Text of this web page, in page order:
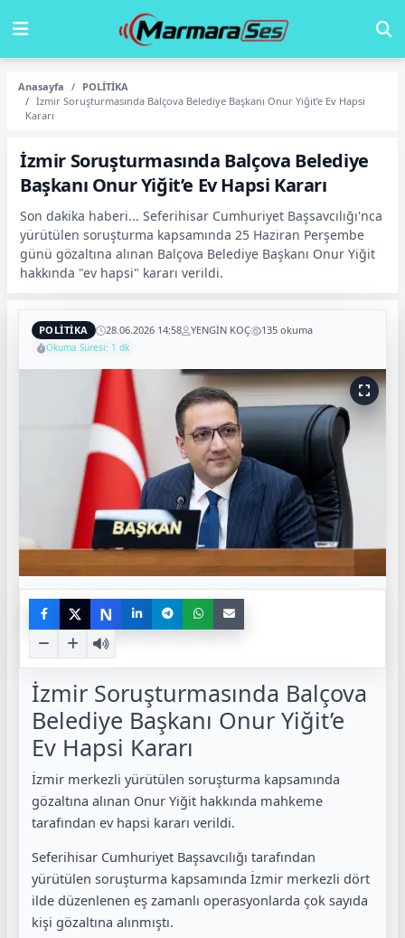
Anasayfa
POLİTİKA
İzmir Soruşturmasında Balçova Belediye Başkanı Onur Yiğit’e Ev Hapsi
Kararı
İzmir Soruşturmasında Balçova Belediye
Başkanı Onur Yiğit’e Ev Hapsi Kararı
Son dakika haberi... Seferihisar Cumhuriyet Başsavcılığı'nca
yürütülen soruşturma kapsamında 25 Haziran Perşembe
günü gözaltına alınan Balçova Belediye Başkanı Onur Yiğit
hakkında "ev hapsi" kararı verildi.
POLİTİKA 28.06.2026 14:58 YENGİN KOÇ 135 okuma
Okuma Süresi: 1 dk
N
İzmir Soruşturmasında Balçova
Belediye Başkanı Onur Yiğit’e
Ev Hapsi Kararı
İzmir merkezli yürütülen soruşturma kapsamında
gözaltına alınan Onur Yiğit hakkında mahkeme
tarafından ev hapsi kararı verildi.
Seferihisar Cumhuriyet Başsavcılığı tarafından
yürütülen soruşturma kapsamında İzmir merkezli dört
ilde düzenlenen eş zamanlı operasyonlarda çok sayıda
kişi gözaltına alınmıştı.